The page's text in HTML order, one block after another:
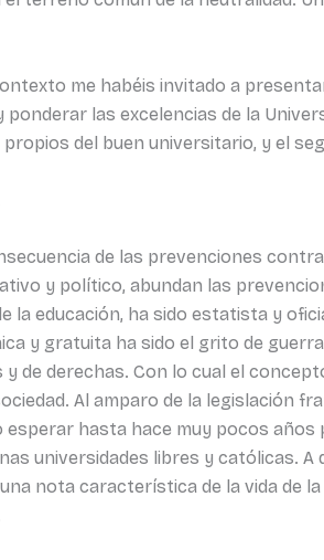
me habéis invitado a
ponderar las excelencias de la
propios del buen universitario, y el
de las prevenciones
y político, abundan las
la educación, ha sido estatista y
y gratuita ha sido el grito de
y de derechas. Con lo cual el
Al amparo de la legislación
esperar hasta hace muy pocos
universidades libres y católicas.
nota característica de la vida de